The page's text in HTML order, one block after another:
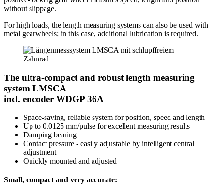
without slippage.
For high loads, the length measuring systems can also be used with
metal gearwheels; in this case, additional lubrication is required.
The ultra-compact and robust length measuring
system LMSCA
incl. encoder WDGP 36A
Space-saving, reliable system for position, speed and length
Up to 0.0125 mm/pulse for excellent measuring results
Damping bearing
Contact pressure - easily adjustable by intelligent central
adjustment
Quickly mounted and adjusted
Small, compact and very accurate: